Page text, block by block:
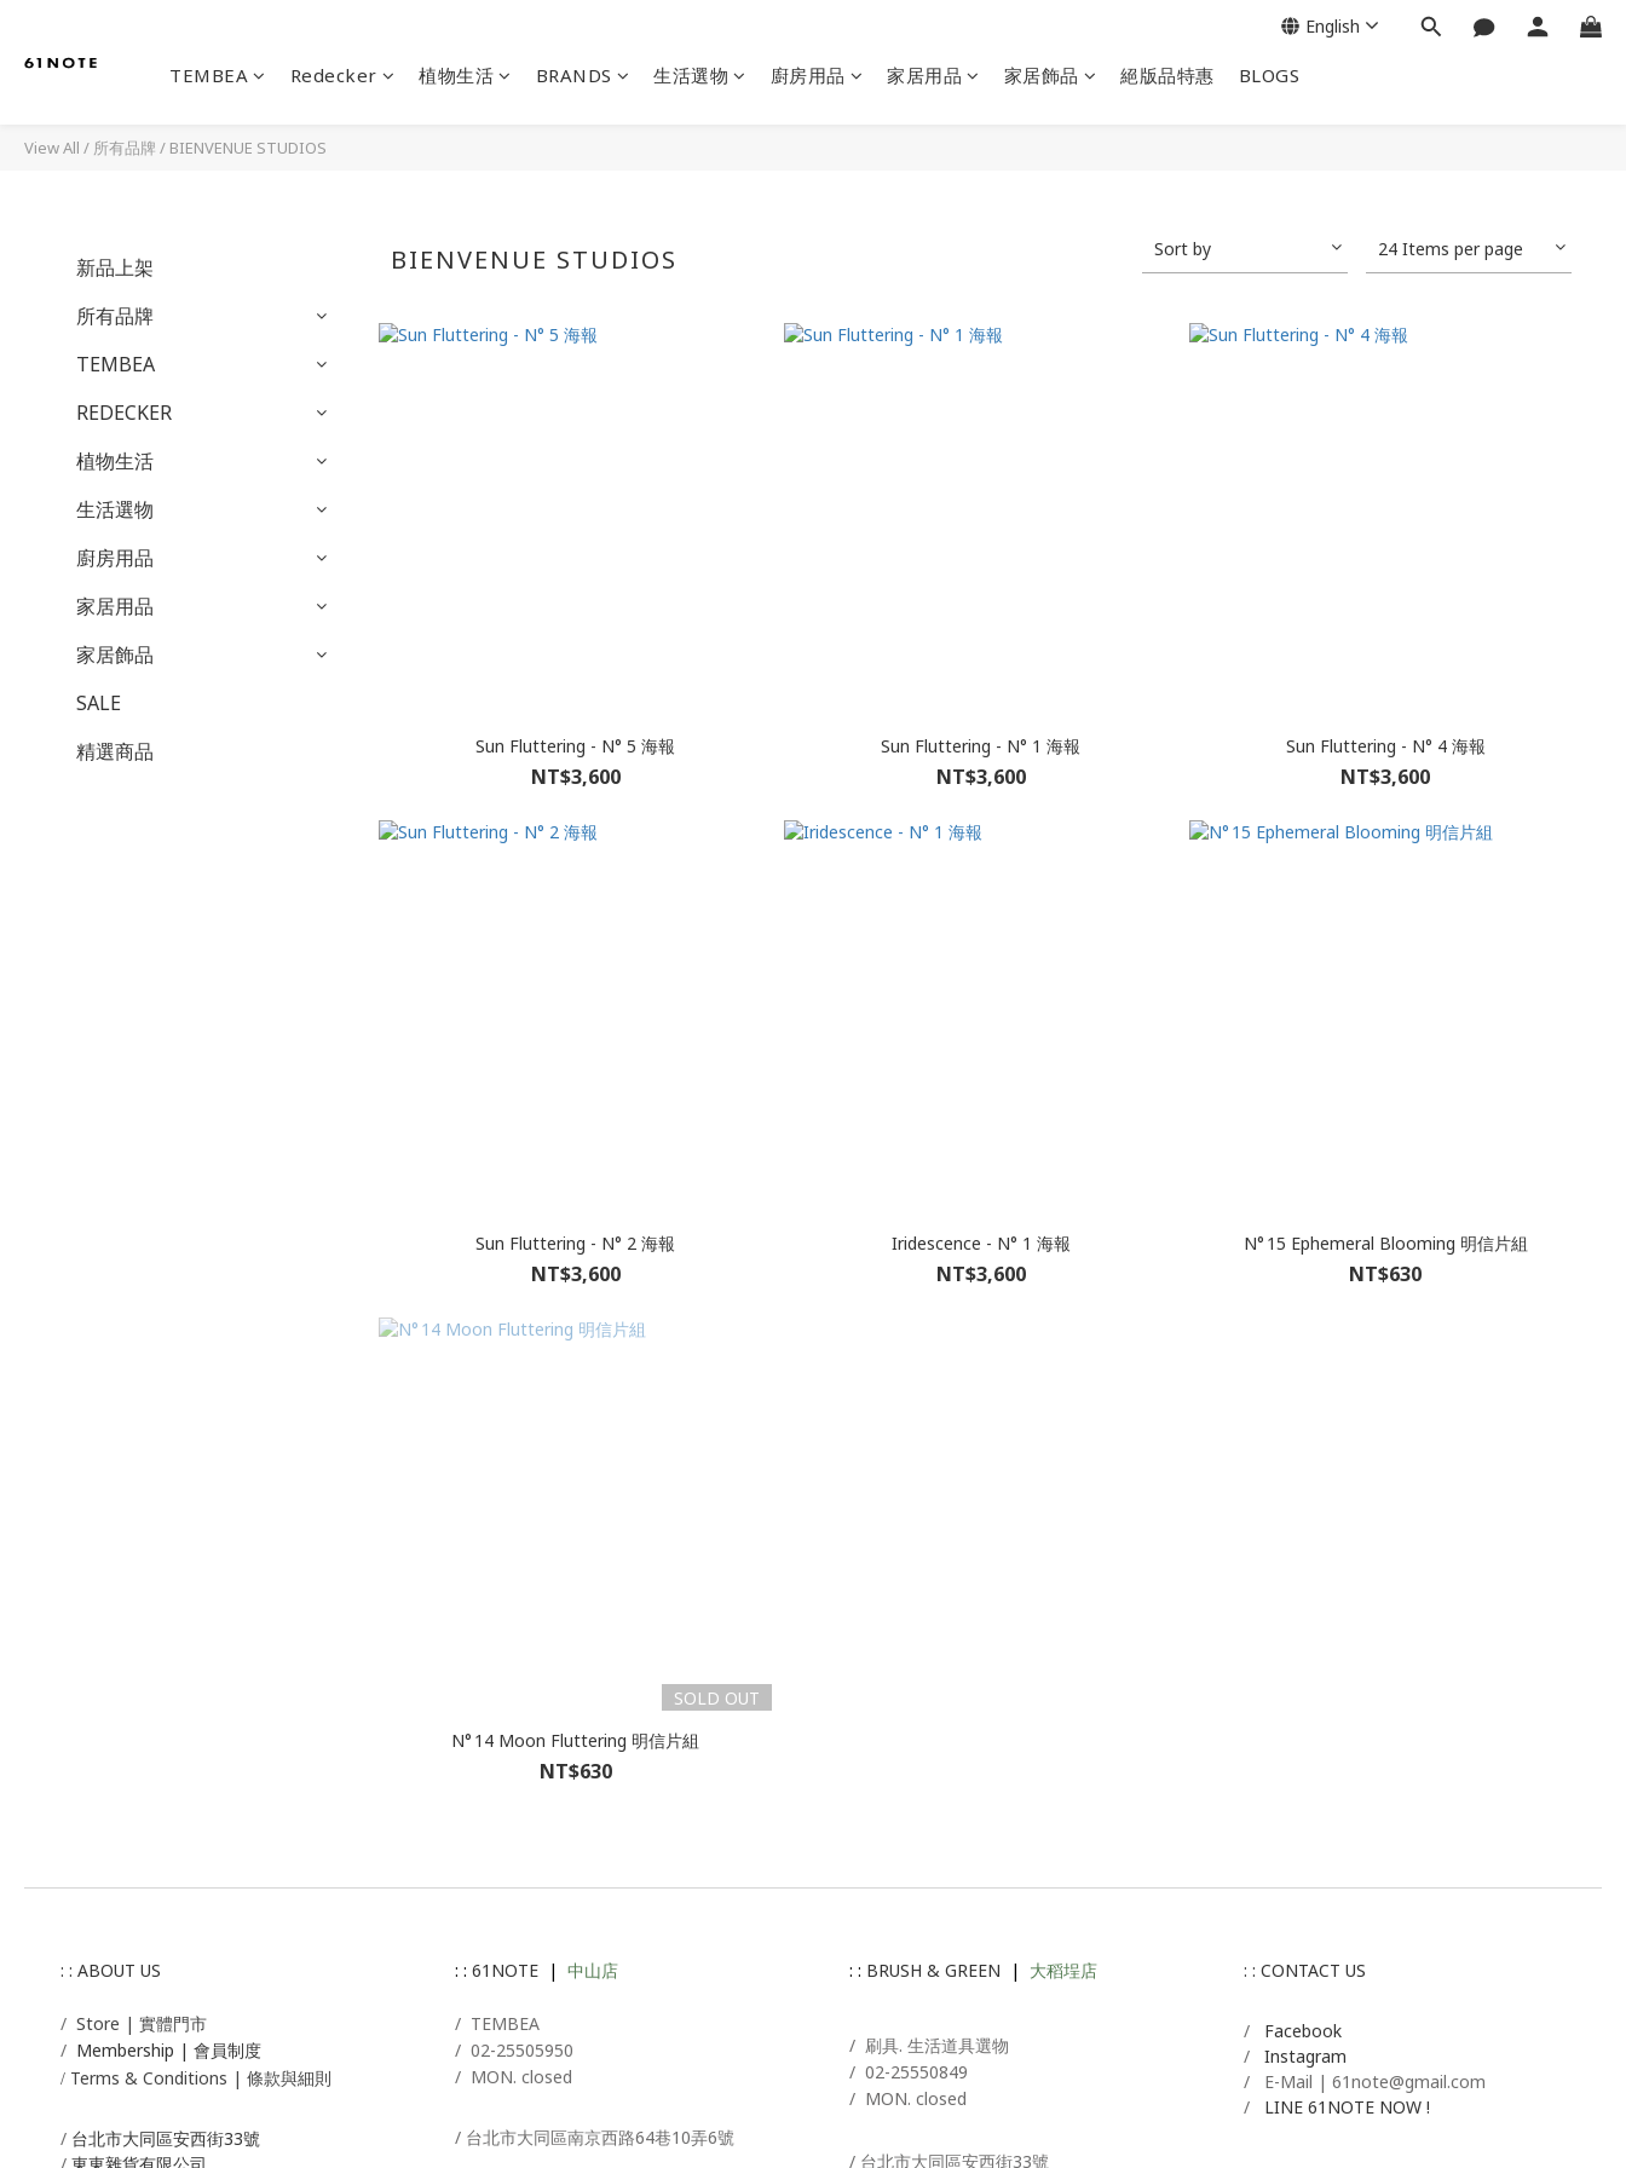
TEMBEA Redecker 植物生活 BRANDS 生活選物 廚房用品 家居用品 家居飾品 絕版品特惠 BLOGS
English
View All / 所有品牌 / BIENVENUE STUDIOS
新品上架
所有品牌
TEMBEA
REDECKER
植物生活
生活選物
廚房用品
家居用品
家居飾品
SALE
精選商品
BIENVENUE STUDIOS Sort by 24 Items per page
Sun Fluttering - N° 5 海報
NT$3,600
Sun Fluttering - N° 1 海報
NT$3,600
Sun Fluttering - N° 4 海報
NT$3,600
Sun Fluttering - N° 2 海報
NT$3,600
Iridescence - N° 1 海報
NT$3,600
N° 15 Ephemeral Blooming 明信片組
NT$630
SOLD OUT
N° 14 Moon Fluttering 明信片組
NT$630
: : ABOUT US
/ Store | 實體門市
/ Membership | 會員制度
/ Terms & Conditions | 條款與細則
/ 台北市大同區安西街33號
: : 61NOTE | 中山店
/ TEMBEA
/ 02-25505950
/ MON. closed
/ 台北市大同區南京西路64巷10弄6號
: : BRUSH & GREEN | 大稻埕店
/ 刷具. 生活道具選物
/ 02-25550849
/ MON. closed
/ 台北市大同區安西街33號
: : CONTACT US
/ Facebook
/ Instagram
/ E-Mail | 61note@gmail.com
/ LINE 61NOTE NOW !